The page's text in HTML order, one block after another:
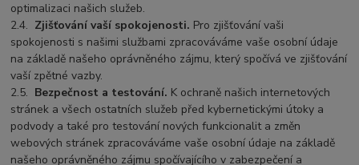
optimalizaci našich služeb.
2.4. Zjišťování vaší spokojenosti. Pro zjišťování vaši
spokojenosti s našimi službami zpracováváme vaše osobní údaje
na základě našeho oprávněného zájmu, který spočívá ve zjišťování
vaší zpětné vazby.
2.5. Bezpečnost a testování. K ochraně našich internetových
stránek a všech ostatních služeb před kybernetickými útoky a
podvody a také pro testování nových funkcionalit a změn
webových stránek zpracováváme vaše osobní údaje na základě
našeho oprávněného zájmu spočívajícího v zabezpečení a